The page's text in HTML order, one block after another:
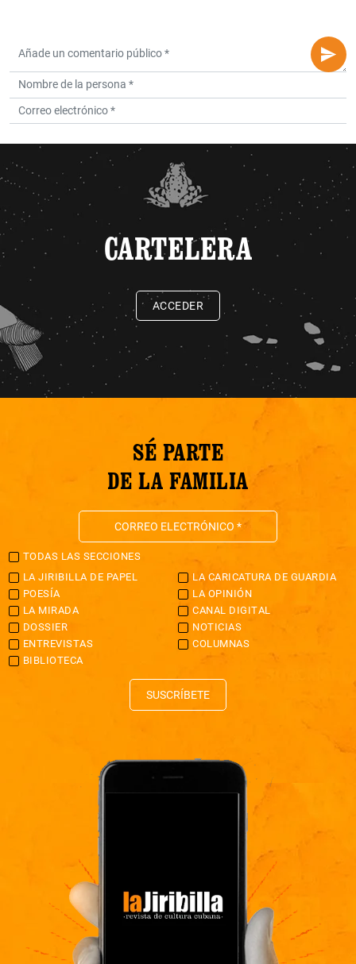
CARTELERA
ACCEDER
SÉ PARTE
DE LA FAMILIA
TODAS LAS SECCIONES
LA JIRIBILLA DE PAPEL
LA CARICATURA DE GUARDIA
POESÍA
LA OPINIÓN
LA MIRADA
CANAL DIGITAL
DOSSIER
NOTICIAS
ENTREVISTAS
COLUMNAS
BIBLIOTECA
SUSCRÍBETE